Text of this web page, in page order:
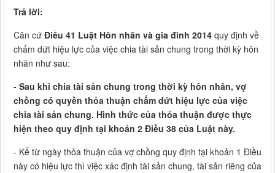
Trả lời:
Căn cứ Điều 41 Luật Hôn nhân và gia đình 2014 quy định về
chấm dứt hiệu lực của việc chia tài sản chung trong thời kỳ hôn
nhân như sau:
- Sau khi chia tài sản chung trong thời kỳ hôn nhân, vợ
chồng có quyền thỏa thuận chấm dứt hiệu lực của việc
chia tài sản chung. Hình thức của thỏa thuận được thực
hiện theo quy định tại khoản 2 Điều 38 của Luật này.
- Kể từ ngày thỏa thuận của vợ chồng quy định tại khoản 1 Điều
này có hiệu lực thì việc xác định tài sản chung, tài sản riêng của